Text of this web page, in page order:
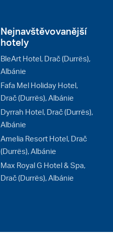
Nejnavštěvovanější
hotely
BleArt Hotel, Drač (Durrës),
Albánie
Fafa Mel Holiday Hotel,
Drač (Durrës), Albánie
Dyrrah Hotel, Drač (Durrës),
Albánie
Amelia Resort Hotel, Drač
(Durrës), Albánie
Max Royal G Hotel & Spa,
Drač (Durrës), Albánie